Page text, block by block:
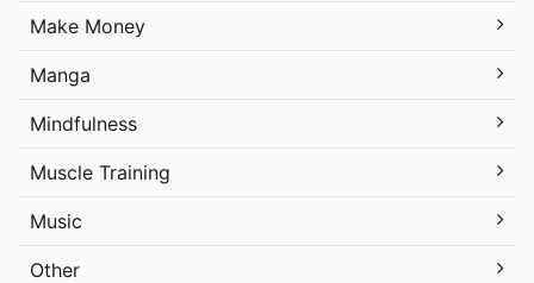
Make Money
Manga
Mindfulness
Muscle Training
Music
Other